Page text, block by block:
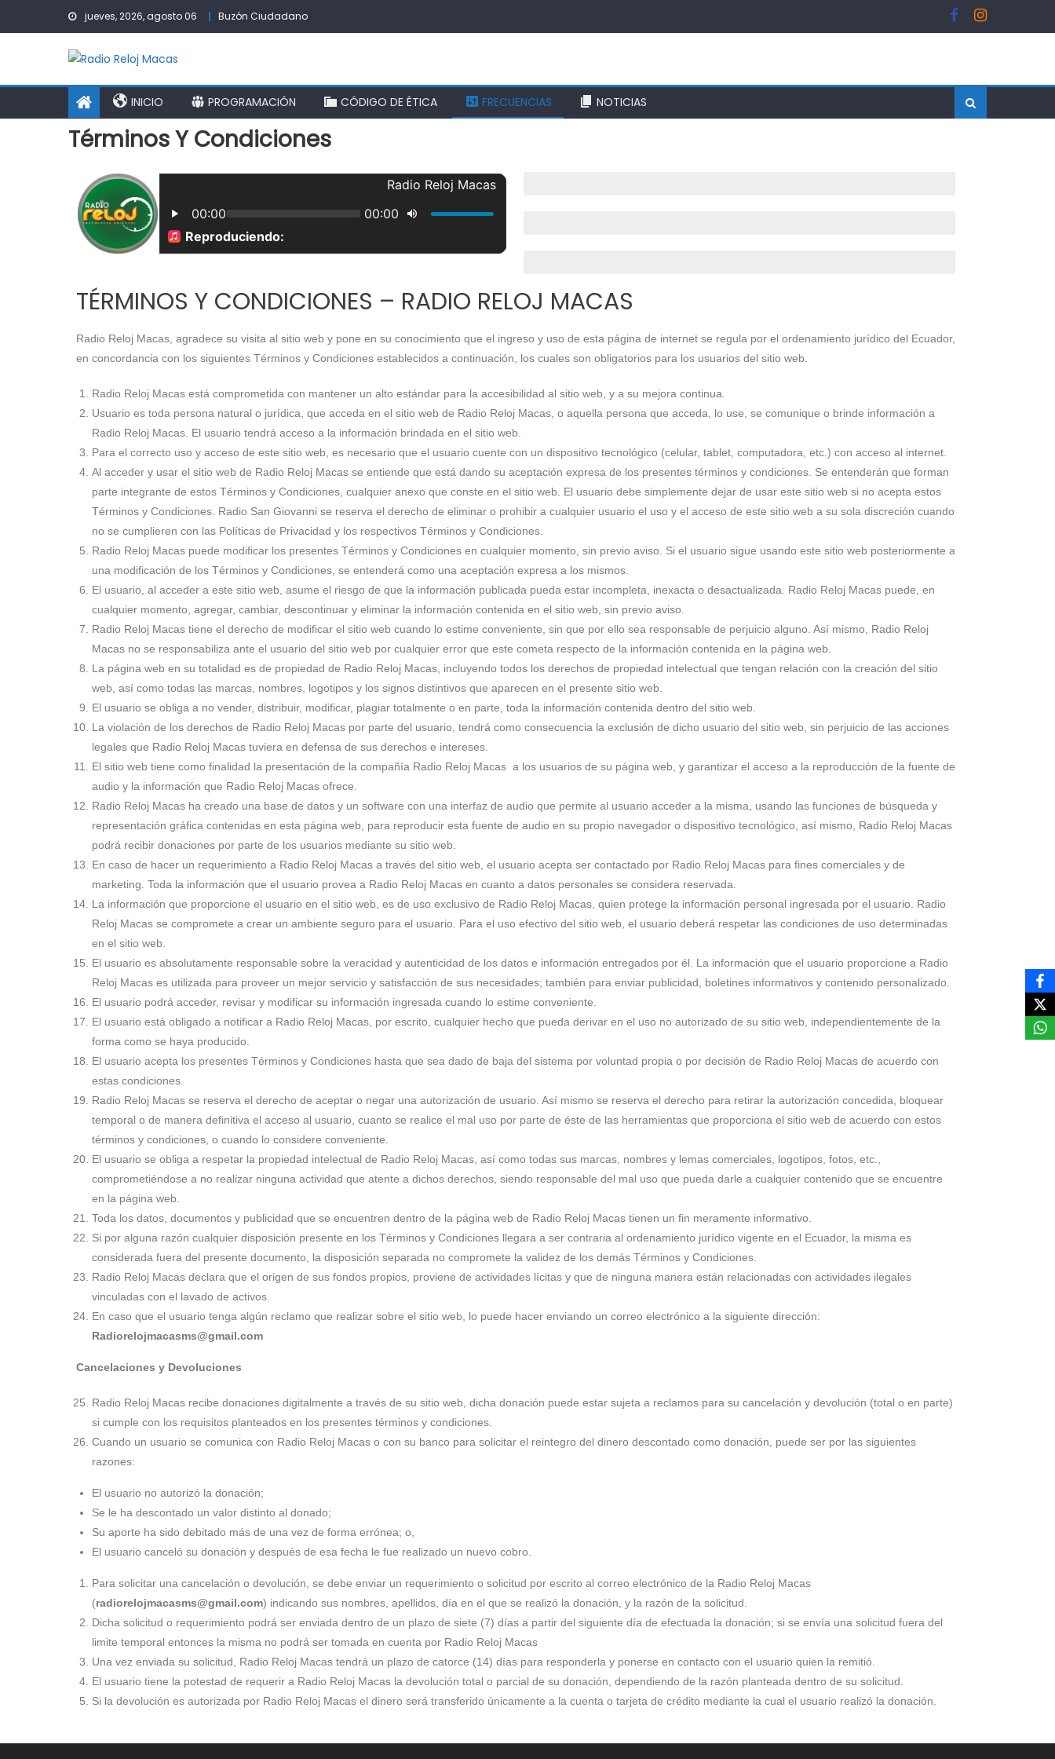
jueves, 2026, agosto 06 Buzón Ciudadano
INICIO PROGRAMACIÓN CÓDIGO DE ÉTICA FRECUENCIAS NOTICIAS
Términos Y Condiciones
TÉRMINOS Y CONDICIONES – RADIO RELOJ MACAS
Radio Reloj Macas, agradece su visita al sitio web y pone en su conocimiento que el ingreso y uso de esta página de internet se regula por el ordenamiento jurídico del Ecuador,
en concordancia con los siguientes Términos y Condiciones establecidos a continuación, los cuales son obligatorios para los usuarios del sitio web.
Radio Reloj Macas está comprometida con mantener un alto estándar para la accesibilidad al sitio web, y a su mejora continua.
Usuario es toda persona natural o jurídica, que acceda en el sitio web de Radio Reloj Macas, o aquella persona que acceda, lo use, se comunique o brinde información a
Radio Reloj Macas. El usuario tendrá acceso a la información brindada en el sitio web.
Para el correcto uso y acceso de este sitio web, es necesario que el usuario cuente con un dispositivo tecnológico (celular, tablet, computadora, etc.) con acceso al internet.
Al acceder y usar el sitio web de Radio Reloj Macas se entiende que está dando su aceptación expresa de los presentes términos y condiciones. Se entenderán que forman
parte integrante de estos Términos y Condiciones, cualquier anexo que conste en el sitio web. El usuario debe simplemente dejar de usar este sitio web si no acepta estos
Términos y Condiciones. Radio San Giovanni se reserva el derecho de eliminar o prohibir a cualquier usuario el uso y el acceso de este sitio web a su sola discreción cuando
no se cumplieren con las Políticas de Privacidad y los respectivos Términos y Condiciones.
Radio Reloj Macas puede modificar los presentes Términos y Condiciones en cualquier momento, sin previo aviso. Si el usuario sigue usando este sitio web posteriormente a
una modificación de los Términos y Condiciones, se entenderá como una aceptación expresa a los mismos.
El usuario, al acceder a este sitio web, asume el riesgo de que la información publicada pueda estar incompleta, inexacta o desactualizada. Radio Reloj Macas puede, en
cualquier momento, agregar, cambiar, descontinuar y eliminar la información contenida en el sitio web, sin previo aviso.
Radio Reloj Macas tiene el derecho de modificar el sitio web cuando lo estime conveniente, sin que por ello sea responsable de perjuicio alguno. Así mismo, Radio Reloj
Macas no se responsabiliza ante el usuario del sitio web por cualquier error que este cometa respecto de la información contenida en la página web.
La página web en su totalidad es de propiedad de Radio Reloj Macas, incluyendo todos los derechos de propiedad intelectual que tengan relación con la creación del sitio
web, así como todas las marcas, nombres, logotipos y los signos distintivos que aparecen en el presente sitio web.
El usuario se obliga a no vender, distribuir, modificar, plagiar totalmente o en parte, toda la información contenida dentro del sitio web.
La violación de los derechos de Radio Reloj Macas por parte del usuario, tendrá como consecuencia la exclusión de dicho usuario del sitio web, sin perjuicio de las acciones
legales que Radio Reloj Macas tuviera en defensa de sus derechos e intereses.
El sitio web tiene como finalidad la presentación de la compañía Radio Reloj Macas a los usuarios de su página web, y garantizar el acceso a la reproducción de la fuente de
audio y la información que Radio Reloj Macas ofrece.
Radio Reloj Macas ha creado una base de datos y un software con una interfaz de audio que permite al usuario acceder a la misma, usando las funciones de búsqueda y
representación gráfica contenidas en esta página web, para reproducir esta fuente de audio en su propio navegador o dispositivo tecnológico, así mismo, Radio Reloj Macas
podrá recibir donaciones por parte de los usuarios mediante su sitio web.
En caso de hacer un requerimiento a Radio Reloj Macas a través del sitio web, el usuario acepta ser contactado por Radio Reloj Macas para fines comerciales y de
marketing. Toda la información que el usuario provea a Radio Reloj Macas en cuanto a datos personales se considera reservada.
La información que proporcione el usuario en el sitio web, es de uso exclusivo de Radio Reloj Macas, quien protege la información personal ingresada por el usuario. Radio
Reloj Macas se compromete a crear un ambiente seguro para el usuario. Para el uso efectivo del sitio web, el usuario deberá respetar las condiciones de uso determinadas
en el sitio web.
El usuario es absolutamente responsable sobre la veracidad y autenticidad de los datos e información entregados por él. La información que el usuario proporcione a Radio
Reloj Macas es utilizada para proveer un mejor servicio y satisfacción de sus necesidades; también para enviar publicidad, boletines informativos y contenido personalizado.
El usuario podrá acceder, revisar y modificar su información ingresada cuando lo estime conveniente.
El usuario está obligado a notificar a Radio Reloj Macas, por escrito, cualquier hecho que pueda derivar en el uso no autorizado de su sitio web, independientemente de la
forma como se haya producido.
El usuario acepta los presentes Términos y Condiciones hasta que sea dado de baja del sistema por voluntad propia o por decisión de Radio Reloj Macas de acuerdo con
estas condiciones.
Radio Reloj Macas se reserva el derecho de aceptar o negar una autorización de usuario. Así mismo se reserva el derecho para retirar la autorización concedida, bloquear
temporal o de manera definitiva el acceso al usuario, cuanto se realice el mal uso por parte de éste de las herramientas que proporciona el sitio web de acuerdo con estos
términos y condiciones, o cuando lo considere conveniente.
El usuario se obliga a respetar la propiedad intelectual de Radio Reloj Macas, así como todas sus marcas, nombres y lemas comerciales, logotipos, fotos, etc.,
comprometiéndose a no realizar ninguna actividad que atente a dichos derechos, siendo responsable del mal uso que pueda darle a cualquier contenido que se encuentre
en la página web.
Toda los datos, documentos y publicidad que se encuentren dentro de la página web de Radio Reloj Macas tienen un fin meramente informativo.
Si por alguna razón cualquier disposición presente en los Términos y Condiciones llegara a ser contraria al ordenamiento jurídico vigente en el Ecuador, la misma es
considerada fuera del presente documento, la disposición separada no compromete la validez de los demás Términos y Condiciones.
Radio Reloj Macas declara que el origen de sus fondos propios, proviene de actividades lícitas y que de ninguna manera están relacionadas con actividades ilegales
vinculadas con el lavado de activos.
En caso que el usuario tenga algún reclamo que realizar sobre el sitio web, lo puede hacer enviando un correo electrónico a la siguiente dirección:
Radiorelojmacasms@gmail.com
Cancelaciones y Devoluciones
Radio Reloj Macas recibe donaciones digitalmente a través de su sitio web, dicha donación puede estar sujeta a reclamos para su cancelación y devolución (total o en parte)
si cumple con los requisitos planteados en los presentes términos y condiciones.
Cuando un usuario se comunica con Radio Reloj Macas o con su banco para solicitar el reintegro del dinero descontado como donación, puede ser por las siguientes
razones:
El usuario no autorizó la donación;
Se le ha descontado un valor distinto al donado;
Su aporte ha sido debitado más de una vez de forma errónea; o,
El usuario canceló su donación y después de esa fecha le fue realizado un nuevo cobro.
Para solicitar una cancelación o devolución, se debe enviar un requerimiento o solicitud por escrito al correo electrónico de la Radio Reloj Macas
(radiorelojmacasms@gmail.com) indicando sus nombres, apellidos, día en el que se realizó la donación, y la razón de la solicitud.
Dicha solicitud o requerimiento podrá ser enviada dentro de un plazo de siete (7) días a partir del siguiente día de efectuada la donación; si se envía una solicitud fuera del
limite temporal entonces la misma no podrá ser tomada en cuenta por Radio Reloj Macas
Una vez enviada su solicitud, Radio Reloj Macas tendrá un plazo de catorce (14) días para responderla y ponerse en contacto con el usuario quien la remitió.
El usuario tiene la potestad de requerir a Radio Reloj Macas la devolución total o parcial de su donación, dependiendo de la razón planteada dentro de su solicitud.
Si la devolución es autorizada por Radio Reloj Macas el dinero será transferido únicamente a la cuenta o tarjeta de crédito mediante la cual el usuario realizó la donación.